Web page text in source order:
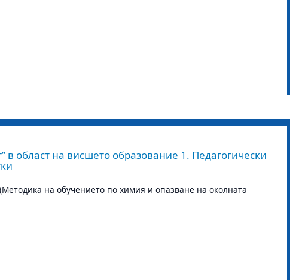
област на висшето образование 1. Педагогически
на обучението по химия и опазване на околната